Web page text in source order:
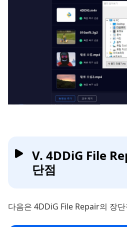
V. 4DDiG File
단점
다음은 4DDiG File Repair의 장